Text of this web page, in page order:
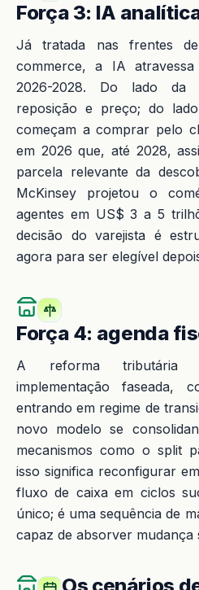
Força 3: IA
Já tratada nas frentes
commerce, a IA
2026-2028. Do lado da
reposição e preço; do
começam a comprar pelo
em 2026 que, até 2028,
parcela relevante da
McKinsey projetou o
agentes em US$ 3 a 5
decisão do varejista é
agora para ser elegível
Força 4: agenda
A reforma tributária
implementação
entrando em regime de
novo modelo se
mecanismos como o split
isso significa reconfigurar
fluxo de caixa em ciclos
único; é uma sequência de
capaz de absorver